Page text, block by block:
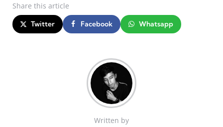
Share this article
Twitter Facebook Whatsapp
Written by